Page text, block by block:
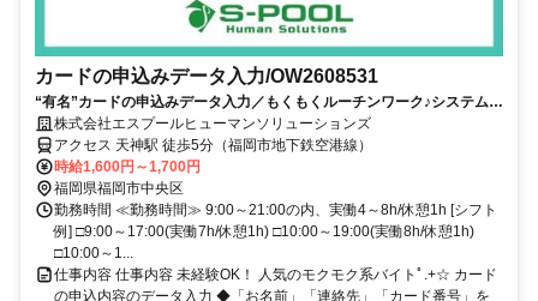
カードの申込みデータ入力/OW2608531
“有名”カードの申込みデータ入力／もくもくルーチンワーク♪システムへ
そのまま入力
株式会社エスプールヒューマンソリューションズ
アクセス 天神駅 徒歩5分（福岡市地下鉄空港線）
時給1,600円～1,700円
福岡県福岡市中央区
勤務時間 ≪勤務時間≫ 9:00～21:00の内、実働4～8h/休憩1h [シフト
例] □9:00～17:00(実働7h/休憩1h) □10:00～19:00(実働8h/休憩1h)
□10:00～1...
仕事内容 仕事内容 未経験OK！ 人気のモクモク系バイトﾟ.+☆ カード
の申込内容のデータ入力 ◆「お名前」「連絡先」「カード番号」を